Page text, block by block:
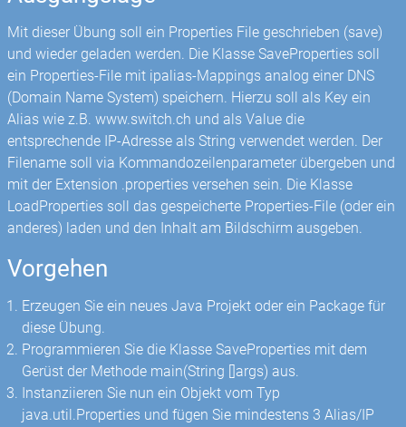
Mit dieser Übung soll ein Properties File geschrieben (save)
und wieder geladen werden. Die Klasse SaveProperties soll
ein Properties-File mit ipalias-Mappings analog einer DNS
(Domain Name System) speichern. Hierzu soll als Key ein
Alias wie z.B. www.switch.ch und als Value die
entsprechende IP-Adresse als String verwendet werden. Der
Filename soll via Kommandozeilenparameter übergeben und
mit der Extension .properties versehen sein. Die Klasse
LoadProperties soll das gespeicherte Properties-File (oder ein
anderes) laden und den Inhalt am Bildschirm ausgeben.
Vorgehen
Erzeugen Sie ein neues Java Projekt oder ein Package für
diese Übung.
Programmieren Sie die Klasse SaveProperties mit dem
Gerüst der Methode main(String []args) aus.
Instanziieren Sie nun ein Objekt vom Typ
java.util.Properties und fügen Sie mindestens 3 Alias/IP